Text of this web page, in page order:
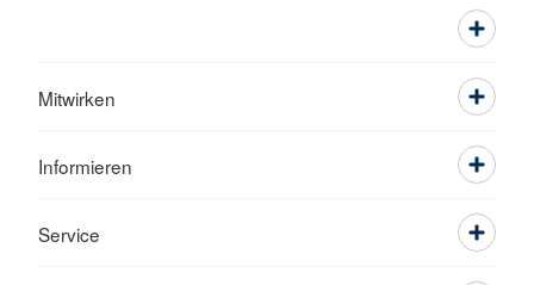
Mitwirken
Informieren
Service